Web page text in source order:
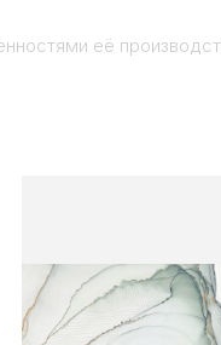
её